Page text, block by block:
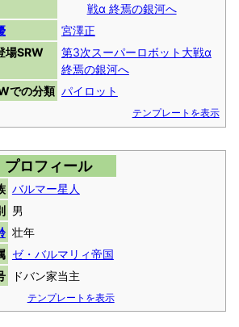
戦α 終焉の銀河へ
宮澤正
場SRW
第3次スーパーロボット大戦α
終焉の銀河へ
での分類 パイロット
テンプレートを表示
プロフィール
バルマー星人
男
壮年
ゼ・バルマリィ帝国
ドバン家当主
テンプレートを表示